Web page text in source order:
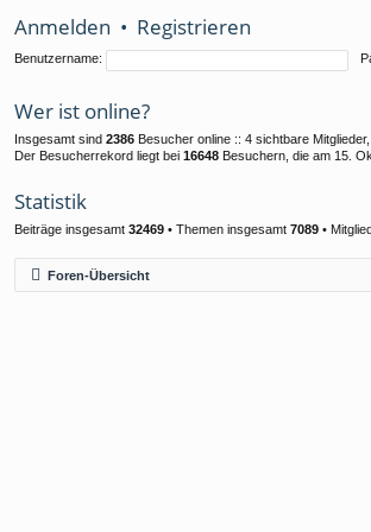
Anmelden • Registrieren
Benutzername:
Wer ist online?
Insgesamt sind 2386 Besucher online :: 4 sichtbare
Der Besucherrekord liegt bei 16648 Besuchern, die am 15.
Statistik
Beiträge insgesamt 32469 • Themen insgesamt 7089 •
Foren-Übersicht